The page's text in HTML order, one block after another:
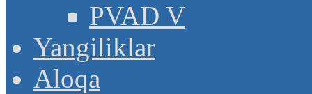
PVAD V
Yangiliklar
Aloqa